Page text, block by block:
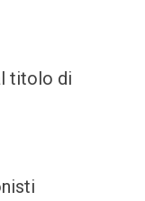
titolo di